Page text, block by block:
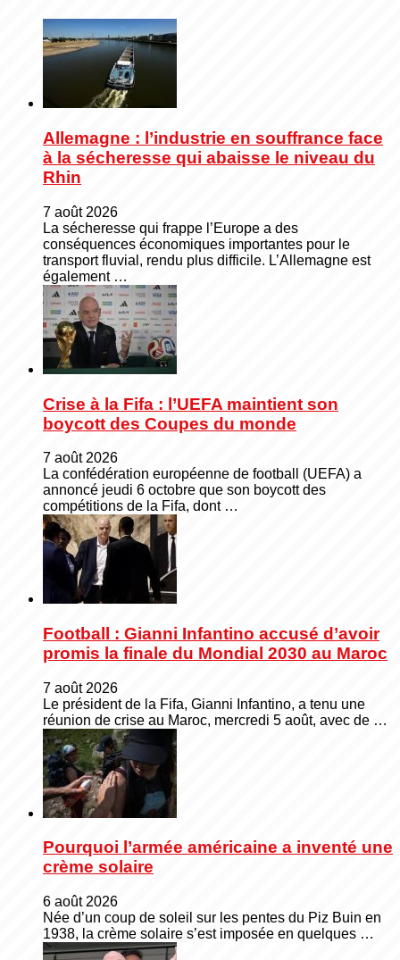
Allemagne : l’industrie en souffrance face
à la sécheresse qui abaisse le niveau du
Rhin
7 août 2026
La sécheresse qui frappe l’Europe a des
conséquences économiques importantes pour le
transport fluvial, rendu plus difficile. L’Allemagne est
également …
Crise à la Fifa : l’UEFA maintient son
boycott des Coupes du monde
7 août 2026
La confédération européenne de football (UEFA) a
annoncé jeudi 6 octobre que son boycott des
compétitions de la Fifa, dont …
Football : Gianni Infantino accusé d’avoir
promis la finale du Mondial 2030 au Maroc
7 août 2026
Le président de la Fifa, Gianni Infantino, a tenu une
réunion de crise au Maroc, mercredi 5 août, avec de …
Pourquoi l’armée américaine a inventé une
crème solaire
6 août 2026
Née d’un coup de soleil sur les pentes du Piz Buin en
1938, la crème solaire s’est imposée en quelques …